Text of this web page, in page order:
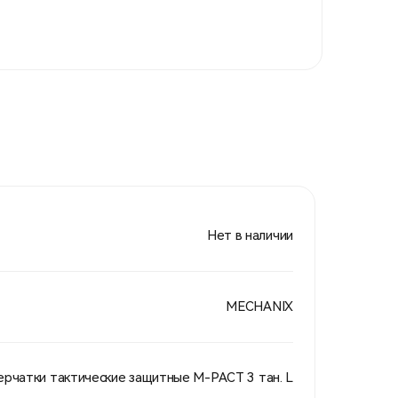
Нет в наличии
MECHANIX
тактические защитные M-PACT 3 тан. L